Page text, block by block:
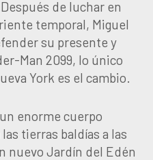
de luchar en
temporal, Miguel
su presente y
Man 2099, lo único
York es el cambio.
enorme cuerpo
tierras baldías a las
nuevo Jardín del Edén